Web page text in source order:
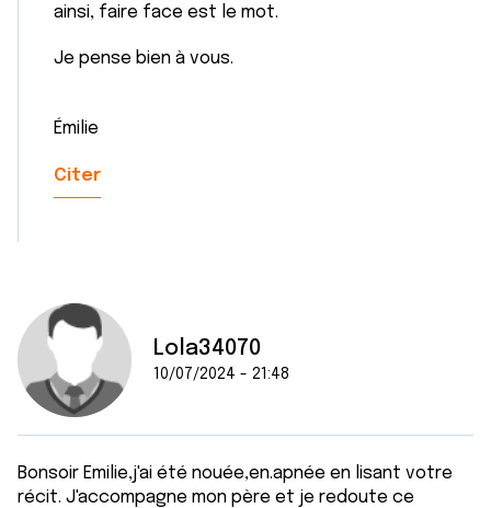
ainsi, faire face est le mot.
Je pense bien à vous.
Émilie
Citer
Lola34070
10/07/2024 - 21:48
Bonsoir Emilie,j'ai été nouée,en.apnée en lisant votre
récit. J'accompagne mon père et je redoute ce